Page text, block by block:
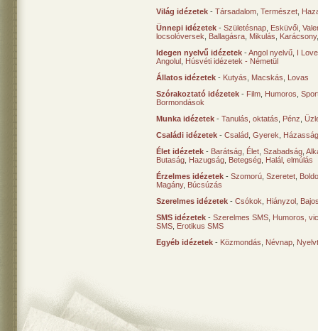
Világ idézetek - Társadalom Természet
Ünnepi idézetek - Születésnap Esküvői
locsolóversek
Ballagásra Mikulás Karácsony
Idegen nyelvű idézetek -Angol nyelvű I
Angolul Húsvéti idézetek - Németül
Állatos idézetek - Kutyás Macskás
Lovas
Szórakoztató idézetek - Film Humoros
Bormondások
Munka idézetek - Tanulás, oktatás Pénz
Családi idézetek - Család Gyerek
Élet idézetek - Barátság Élet Szabadság
Butaság Hazugság Betegség Halál, elmúlás
Érzelmes idézetek - Szomorú Szeretet
Magány, Búcsúzás
Szerelmes idézetek - Csókok Hiányzol
SMS idézetek - Szerelmes SMS Humoros,
SMS Erotikus SMS
Egyéb idézetek - Közmondás Névnap